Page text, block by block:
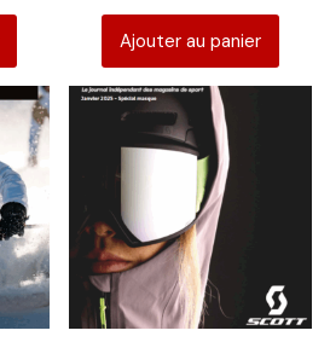
Ajouter au panier